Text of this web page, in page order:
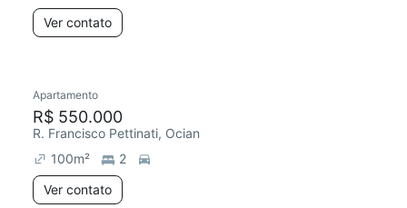
Ver contato
Apartamento
R$ 550.000
R. Francisco Pettinati, Ocian
100m²
2
Ver contato